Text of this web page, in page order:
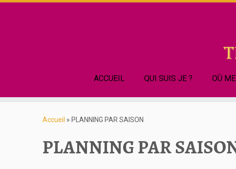
ACCUEIL QUI SUIS JE ? OÙ
Accueil » PLANNING PAR SAISON
PLANNING PAR